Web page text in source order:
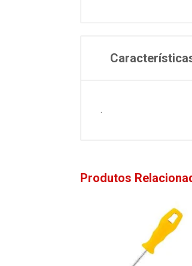
.
Produtos